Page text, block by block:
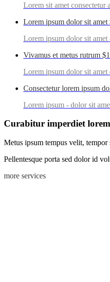
Lorem sit amet consectetur
Lorem ipsum dolor sit amet
Lorem ipsum dolor sit
Vivamus et metus rutrum
Lorem ipsum dolor sit
Consectetur lorem ipsum
Lorem ipsum - dolor sit
Curabitur imperdiet
Metus ipsum tempus velit,
Pellentesque porta sed dolor id
more services